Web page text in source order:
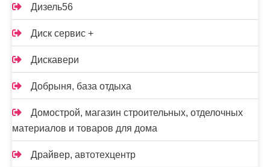
Дизель56
Диск сервис +
Дискавери
Добрыня, база отдыха
Домострой, магазин строительных, отделочных
материалов и товаров для дома
Драйвер, автотехцентр